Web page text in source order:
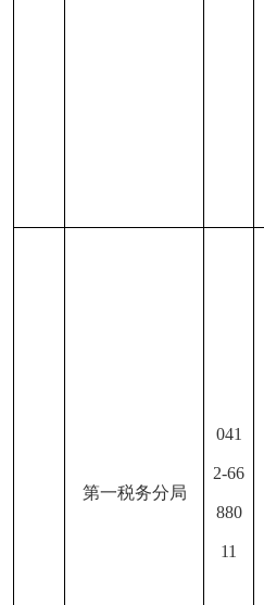
第一税务分局
041
2-66
880
11